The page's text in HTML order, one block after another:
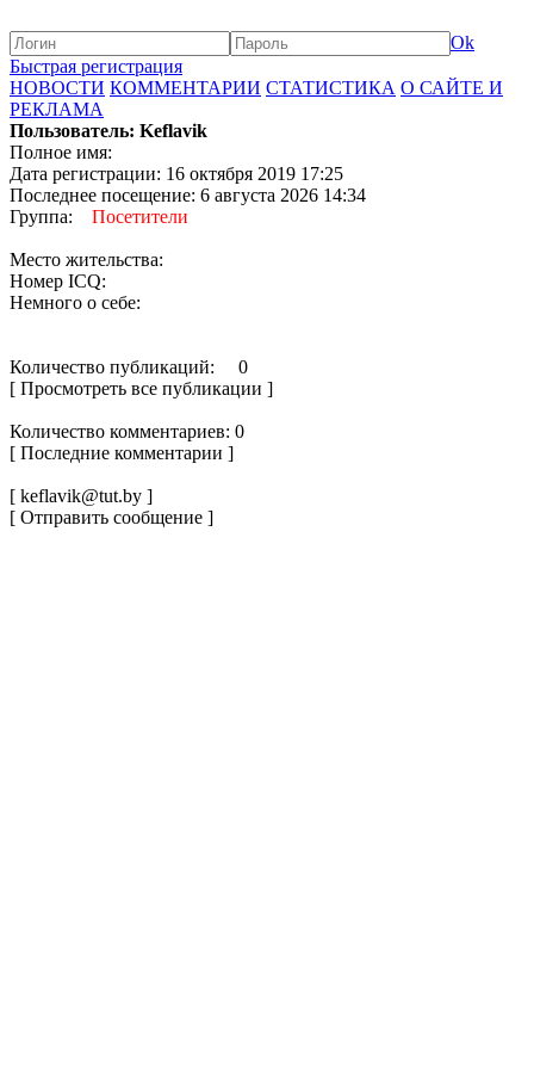
Ok
Быстрая регистрация
НОВОСТИ КОММЕНТАРИИ СТАТИСТИКА О САЙТЕ И
РЕКЛАМА
Пользователь: Keflavik
Полное имя:
Дата регистрации: 16 октября 2019 17:25
Последнее посещение: 6 августа 2026 14:34
Группа: Посетители
Место жительства:
Номер ICQ:
Немного о себе:
Количество публикаций: 0
[ Просмотреть все публикации ]
Количество комментариев: 0
[ Последние комментарии ]
[ keflavik@tut.by ]
[ Отправить сообщение ]